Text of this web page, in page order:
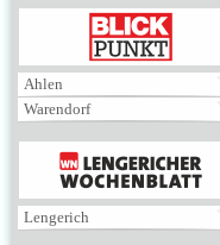
BLICKPUNKT
Ahlen
Warendorf
MENÜ
Lengerich